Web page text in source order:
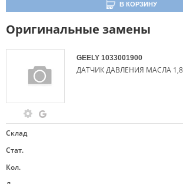
В КОРЗИНУ
Оригинальные замены
GEELY 1033001900
ДАТЧИК ДАВЛЕНИЯ МАСЛА 1,8
Склад
Стат.
Кол.